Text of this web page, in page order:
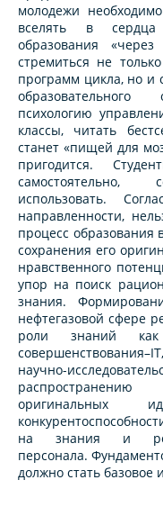
молодежи
вселять в
образования
стремиться не
программ цикла, но и
психологию
классы, читать
станет «пищей для
пригодится.
использовать.
направленности,
процесс образования
сохранения его
нравственного
упор на поиск
знания.
нефтегазовой сфере
роли знаний как
научно-
на знания и роль
персонала.
должно стать базовое